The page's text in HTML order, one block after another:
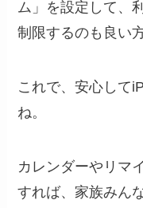
ム」を設定して、
制限するのも良い
これで、安心して
ね。
カレンダーやリマ
すれば、家族みん